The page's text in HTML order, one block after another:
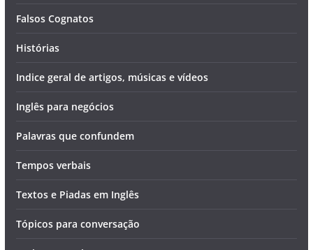
Falsos Cognatos
Histórias
Indice geral de artigos, músicas e vídeos
Inglês para negócios
Palavras que confundem
Tempos verbais
Textos e Piadas em Inglês
Tópicos para conversação